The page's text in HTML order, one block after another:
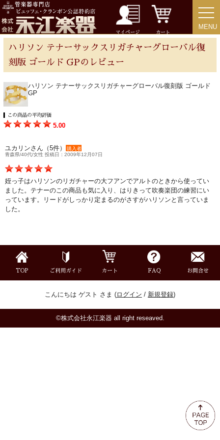
マイページ カート
MENU
MENU
ハリソン テナーサックスリガチャーグローバル復
刻版 ゴールド GPのレビュー
ハリソン テナーサックスリガチャーグローバル復刻版 ゴールド
GP
この商品の平均評価
5.00
ユカリンさん（5件）
購入者
青森県/40代/女性 投稿日：2009年12月07日
姪っ子はハリソンのリガチャーの大フアンでアルトのときから使ってい
ました。テナーのこの商品も気に入り、はりきって吹奏楽団の練習にい
っています。リードがしっかり定まるのがさすがハリソンと言っていま
した。
TOP ご利用ガイド カート FAQ お問合せ
こんにちは ゲスト さま (ログイン / 新規登録)
©株式会社永江楽器 all right reseaved.
チューバ
アクセサリー
リガチャー＆キャップ
ストラップ
楽器ケース＆ケースカバー
お手入れ用品・パーツ